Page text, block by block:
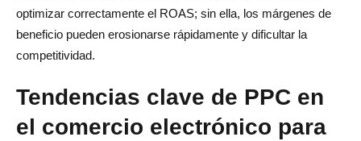
optimizar correctamente el ROAS; sin ella, los márgenes de
beneficio pueden erosionarse rápidamente y dificultar la
competitividad.
Tendencias clave de PPC en
el comercio electrónico para